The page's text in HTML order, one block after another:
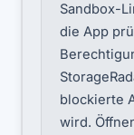
Sandbox-
die App
blockierte
wird.